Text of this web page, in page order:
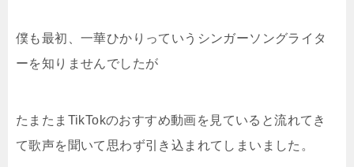
僕も最初、一華ひかりっていうシンガーソングライタ
ーを知りませんでしたが
たまたまTikTokのおすすめ動画を見ていると流れてき
て歌声を聞いて思わず引き込まれてしまいました。